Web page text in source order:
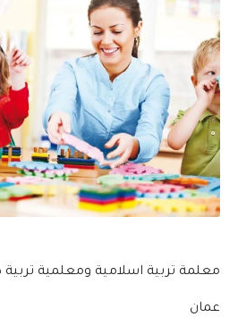
معلمة تربية اسلامية ومعلمية
عمان